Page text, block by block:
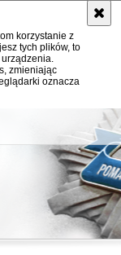
korzystanie z
tych plików, to
zmieniając
oznacza